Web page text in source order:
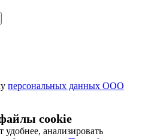
персональных данных ООО
cookie
анализировать